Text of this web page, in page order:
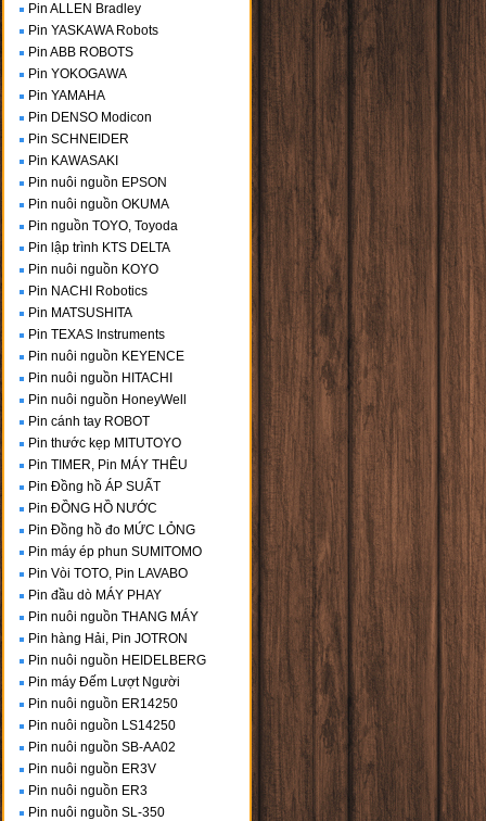
Pin ALLEN Bradley
Pin YASKAWA Robots
Pin ABB ROBOTS
Pin YOKOGAWA
Pin YAMAHA
Pin DENSO Modicon
Pin SCHNEIDER
Pin KAWASAKI
Pin nuôi nguồn EPSON
Pin nuôi nguồn OKUMA
Pin nguồn TOYO, Toyoda
Pin lập trình KTS DELTA
Pin nuôi nguồn KOYO
Pin NACHI Robotics
Pin MATSUSHITA
Pin TEXAS Instruments
Pin nuôi nguồn KEYENCE
Pin nuôi nguồn HITACHI
Pin nuôi nguồn HoneyWell
Pin cánh tay ROBOT
Pin thước kẹp MITUTOYO
Pin TIMER, Pin MÁY THÊU
Pin Đồng hồ ÁP SUẤT
Pin ĐỒNG HỒ NƯỚC
Pin Đồng hồ đo MỨC LỎNG
Pin máy ép phun SUMITOMO
Pin Vòi TOTO, Pin LAVABO
Pin đầu dò MÁY PHAY
Pin nuôi nguồn THANG MÁY
Pin hàng Hải, Pin JOTRON
Pin nuôi nguồn HEIDELBERG
Pin máy Đếm Lượt Người
Pin nuôi nguồn ER14250
Pin nuôi nguồn LS14250
Pin nuôi nguồn SB-AA02
Pin nuôi nguồn ER3V
Pin nuôi nguồn ER3
Pin nuôi nguồn SL-350